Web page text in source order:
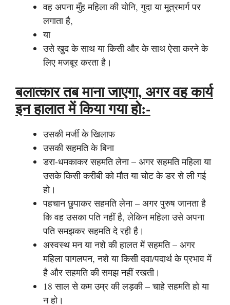
वह अपना मुँह महिला की योनि, गुदा या मूत्रमार्ग पर
लगाता है,
या
उसे खुद के साथ या किसी और के साथ ऐसा करने के
लिए मजबूर करता है।
बलात्कार तब माना जाएगा, अगर वह कार्य
इन हालात में किया गया हो:-
उसकी मर्जी के खिलाफ
उसकी सहमति के बिना
डरा-धमकाकर सहमति लेना – अगर सहमति महिला या
उसके किसी करीबी को मौत या चोट के डर से ली गई
हो।
पहचान छुपाकर सहमति लेना – अगर पुरुष जानता है
कि वह उसका पति नहीं है, लेकिन महिला उसे अपना
पति समझकर सहमति दे रही है।
अस्वस्थ मन या नशे की हालत में सहमति – अगर
महिला पागलपन, नशे या किसी दवा/पदार्थ के प्रभाव में
है और सहमति की समझ नहीं रखती।
18 साल से कम उम्र की लड़की – चाहे सहमति हो या
न हो।